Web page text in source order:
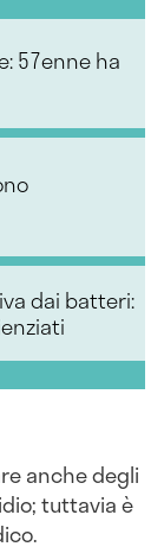
57enne ha
dai batteri:
anche degli
tuttavia è